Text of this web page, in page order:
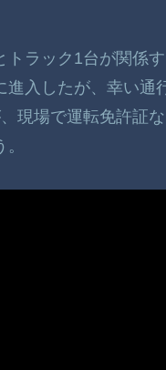
ラック1台が関係
入したが、幸い通
現場で運転免許証